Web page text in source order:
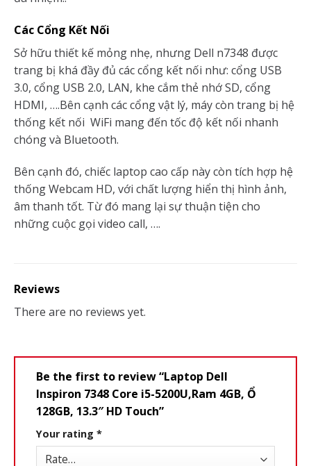
Các Cổng Kết Nối
Sở hữu thiết kế mỏng nhẹ, nhưng Dell n7348 được
trang bị khá đầy đủ các cổng kết nối như: cổng USB
3.0, cổng USB 2.0, LAN, khe cắm thẻ nhớ SD, cổng
HDMI, ….Bên cạnh các cổng vật lý, máy còn trang bị hệ
thống kết nối WiFi mang đến tốc độ kết nối nhanh
chóng và Bluetooth.
Bên cạnh đó, chiếc laptop cao cấp này còn tích hợp hệ
thống Webcam HD, với chất lượng hiển thị hình ảnh,
âm thanh tốt. Từ đó mang lại sự thuận tiện cho
những cuộc gọi video call, ….
Reviews
There are no reviews yet.
Be the first to review “Laptop Dell
Inspiron 7348 Core i5-5200U,Ram 4GB, Ổ
128GB, 13.3″ HD Touch”
Your rating *